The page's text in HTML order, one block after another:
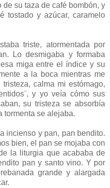
su taza de café bombón, y
tostado y azúcar, caramelo
triste, atormentada por
Lo desmigaba y formaba
miga entre el índice y su
a la boca mientras me
calma mi estómago,
y yo veía cómo sus
su tristeza se absorbía
tormenta se alejaba.
incienso y pan, pan bendito.
bien, el pan se mojaba con
la liturgia que acababa de
pan y santo vino. Y por
grande y alargada